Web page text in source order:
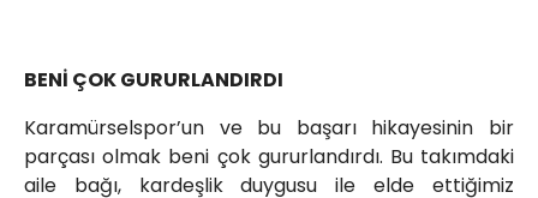
BENİ ÇOK GURURLANDIRDI
Karamürselspor’un ve bu başarı hikayesinin bir
parçası olmak beni çok gururlandırdı. Bu takımdaki
aile bağı, kardeşlik duygusu ile elde ettiğimiz